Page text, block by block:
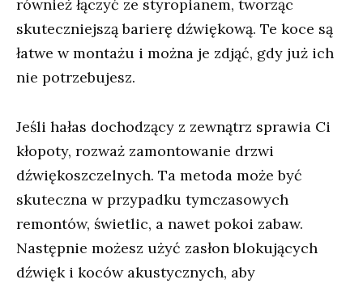
również łączyć ze styropianem, tworząc
skuteczniejszą barierę dźwiękową. Te koce są
łatwe w montażu i można je zdjąć, gdy już ich
nie potrzebujesz.
Jeśli hałas dochodzący z zewnątrz sprawia Ci
kłopoty, rozważ zamontowanie drzwi
dźwiękoszczelnych. Ta metoda może być
skuteczna w przypadku tymczasowych
remontów, świetlic, a nawet pokoi zabaw.
Następnie możesz użyć zasłon blokujących
dźwięk i koców akustycznych, aby